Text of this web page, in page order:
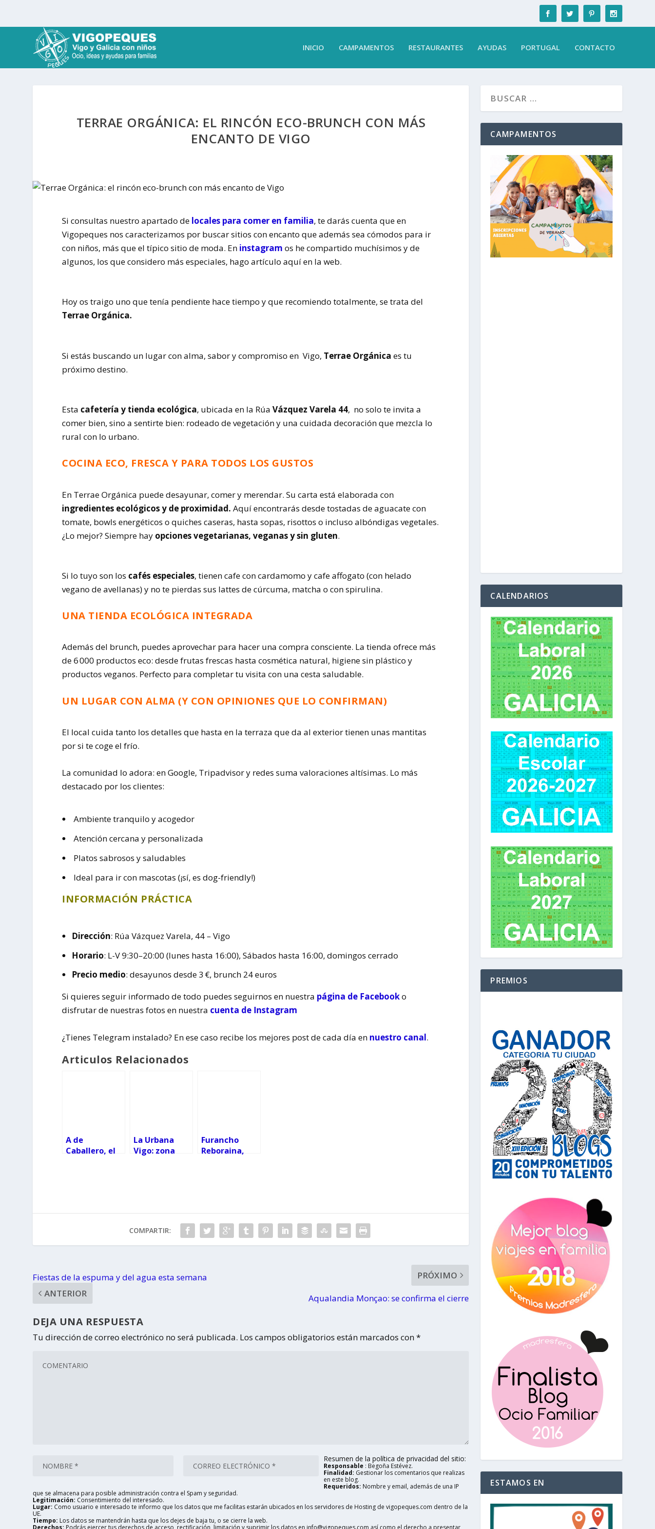
INICIO CAMPAMENTOS RESTAURANTES AYUDAS PORTUGAL CONTACTO
TERRAE ORGÁNICA: EL RINCÓN ECO-BRUNCH CON MÁS
ENCANTO DE VIGO
Si consultas nuestro apartado de locales para comer en familia, te darás cuenta que en
Vigopeques nos caracterizamos por buscar sitios con encanto que además sea cómodos para ir
con niños, más que el típico sitio de moda. En instagram os he compartido muchísimos y de
algunos, los que considero más especiales, hago artículo aquí en la web.
Hoy os traigo uno que tenía pendiente hace tiempo y que recomiendo totalmente, se trata del
Terrae Orgánica.
Si estás buscando un lugar con alma, sabor y compromiso en Vigo, Terrae Orgánica es tu
próximo destino.
Esta cafetería y tienda ecológica, ubicada en la RúaVázquez Varela 44, no solo te invita a
comer bien, sino a sentirte bien: rodeado de vegetación y una cuidada decoración que mezcla lo
rural con lo urbano.
COCINA ECO, FRESCA Y PARA TODOS LOS GUSTOS
En Terrae Orgánica puede desayunar, comer y merendar. Su carta está elaborada con
ingredientes ecológicos y de proximidad. Aquí encontrarás desde tostadas de aguacate con
tomate, bowls energéticos o quiches caseras, hasta sopas, risottos o incluso albóndigas vegetales.
¿Lo mejor? Siempre hay opciones vegetarianas, veganas y sin gluten.
Si lo tuyo son los cafés especiales, tienen cafe con cardamomo y cafe affogato (con helado
vegano de avellanas) y no te pierdas sus lattes de cúrcuma, matcha o con spirulina.
UNA TIENDA ECOLÓGICA INTEGRADA
Además del brunch, puedes aprovechar para hacer una compra consciente. La tienda ofrece más
de 6 000 productos eco: desde frutas frescas hasta cosmética natural, higiene sin plástico y
productos veganos. Perfecto para completar tu visita con una cesta saludable.
UN LUGAR CON ALMA (Y CON OPINIONES QUE LO CONFIRMAN)
El local cuida tanto los detalles que hasta en la terraza que da al exterior tienen unas mantitas
por si te coge el frío.
La comunidad lo adora: en Google, Tripadvisor y redes suma valoraciones altísimas. Lo más
destacado por los clientes:
Ambiente tranquilo y acogedor
Atención cercana y personalizada
Platos sabrosos y saludables
Ideal para ir con mascotas (¡sí, es dog-friendly!)
INFORMACIÓN PRÁCTICA
Dirección: Rúa Vázquez Varela, 44 – Vigo
Horario: L-V 9:30–20:00 (lunes hasta 16:00), Sábados hasta 16:00, domingos cerrado
Precio medio: desayunos desde 3 €, brunch 24 euros
Si quieres seguir informado de todo puedes seguirnos en nuestra página de Facebooko
disfrutar de nuestras fotos en nuestra cuenta de Instagram
¿Tienes Telegram instalado? En ese caso recibe los mejores post de cada día en nuestro canal.
Articulos Relacionados
A de
Caballero, el
La Urbana
Vigo: zona
Furancho
Reboraina,
COMPARTIR:
Fiestas de la espuma y del agua esta semana
ANTERIOR
PRÓXIMO
Aqualandia Monçao: se confirma el cierre
DEJA UNA RESPUESTA
Tu dirección de correo electrónico no será publicada. Los campos obligatorios están marcados con*
Resumen de la política de privacidad del sitio:
Responsable : Begoña Estévez.
Finalidad: Gestionar los comentarios que realizas
en este blog.
Requeridos: Nombre y email, además de una IP
que se almacena para posible administración contra el Spam y seguridad.
Legitimación: Consentimiento del interesado.
Lugar: Como usuario e interesado te informo que los datos que me facilitas estarán ubicados en los servidores de Hosting de vigopeques.com dentro de la
UE.
Tiempo: Los datos se mantendrán hasta que los dejes de baja tu, o se cierre la web.
Derechos: Podrás ejercer tus derechos de acceso, rectificación, limitación y suprimir los datos en info@vigopeques.com así como el derecho a presentar
CAMPAMENTOS
CALENDARIOS
PREMIOS
ESTAMOS EN